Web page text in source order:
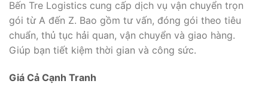
Bến Tre Logistics cung cấp dịch vụ vận chuyển trọn
gói từ A đến Z. Bao gồm tư vấn, đóng gói theo tiêu
chuẩn, thủ tục hải quan, vận chuyển và giao hàng.
Giúp bạn tiết kiệm thời gian và công sức.
Giá Cả Cạnh Tranh